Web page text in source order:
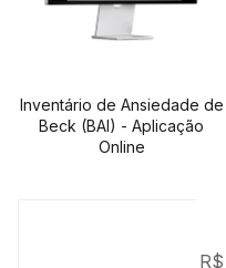
Inventário de Ansiedade de
Beck (BAI) - Aplicação
Online